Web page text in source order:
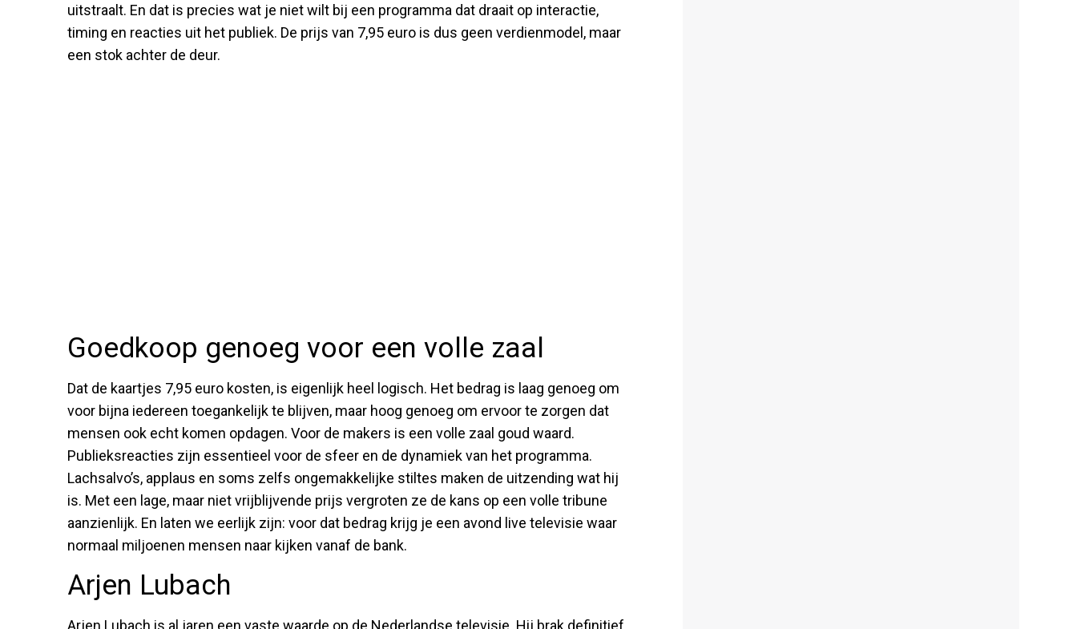
uitstraalt. En dat is precies wat je niet wilt bij een programma dat draait op interactie,
timing en reacties uit het publiek. De prijs van 7,95 euro is dus geen verdienmodel, maar
een stok achter de deur.
Goedkoop genoeg voor een volle zaal
Dat de kaartjes 7,95 euro kosten, is eigenlijk heel logisch. Het bedrag is laag genoeg om
voor bijna iedereen toegankelijk te blijven, maar hoog genoeg om ervoor te zorgen dat
mensen ook echt komen opdagen. Voor de makers is een volle zaal goud waard.
Publieksreacties zijn essentieel voor de sfeer en de dynamiek van het programma.
Lachsalvo’s, applaus en soms zelfs ongemakkelijke stiltes maken de uitzending wat hij
is. Met een lage, maar niet vrijblijvende prijs vergroten ze de kans op een volle tribune
aanzienlijk. En laten we eerlijk zijn: voor dat bedrag krijg je een avond live televisie waar
normaal miljoenen mensen naar kijken vanaf de bank.
Arjen Lubach
Arjen Lubach is al jaren een vaste waarde op de Nederlandse televisie. Hij brak definitief